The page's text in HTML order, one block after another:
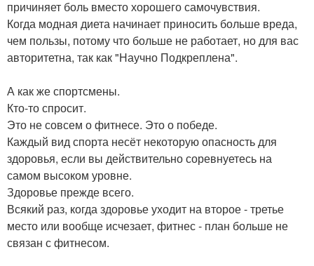
причиняет боль вместо хорошего самочувствия.
Когда модная диета начинает приносить больше вреда,
чем пользы, потому что больше не работает, но для вас
авторитетна, так как "Научно Подкреплена".
А как же спортсмены.
Кто-то спросит.
Это не совсем о фитнесе. Это о победе.
Каждый вид спорта несёт некоторую опасность для
здоровья, если вы действительно соревнуетесь на
самом высоком уровне.
Здоровье прежде всего.
Всякий раз, когда здоровье уходит на второе - третье
место или вообще исчезает, фитнес - план больше не
связан с фитнесом.